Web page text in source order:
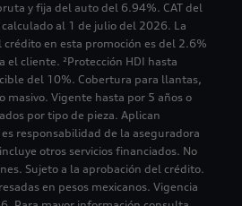
y fija del auto del 6.94%. CAT del
al 1 de julio del 2026. La
en esta promoción es del 2.6%
el cliente. ²Protección HDI hasta
del 10%. Cobertura para llantas,
masivo. Vigente hasta por 5 años o
por tipo de pieza. Aplican
responsabilidad de la aseguradora
otros servicios financiados. No
Sujeto a la aprobación del crédito.
en pesos mexicanos. Vigencia